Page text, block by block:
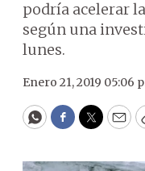
podría acelerar
según una
lunes.
Enero 21, 2019 05:06
WhatsApp
Facebook
Twitter